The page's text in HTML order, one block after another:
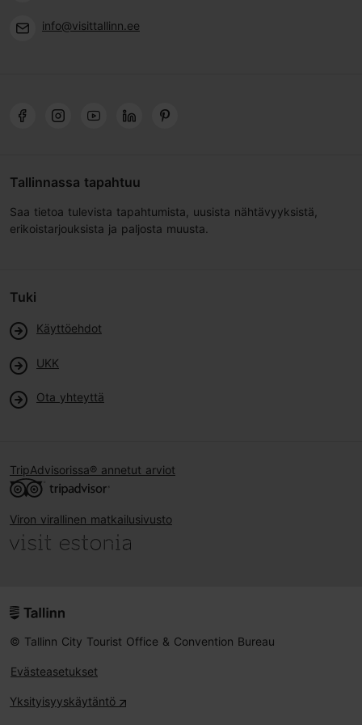
info@visittallinn.ee
Tallinnassa tapahtuu
Saa tietoa tulevista tapahtumista, uusista nähtävyyksistä,
erikoistarjouksista ja paljosta muusta.
Tuki
Käyttöehdot
UKK
Ota yhteyttä
TripAdvisorissa® annetut arviot
Viron virallinen matkailusivusto
© Tallinn City Tourist Office & Convention Bureau
Evästeasetukset
Yksityisyyskäytäntö